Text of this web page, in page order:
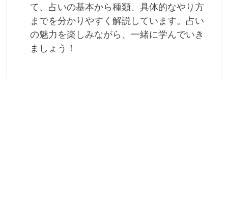
て、占いの基本から種類、具体的なやり方
までを分かりやすく解説しています。占い
の魅力を楽しみながら、一緒に学んでいき
ましょう！